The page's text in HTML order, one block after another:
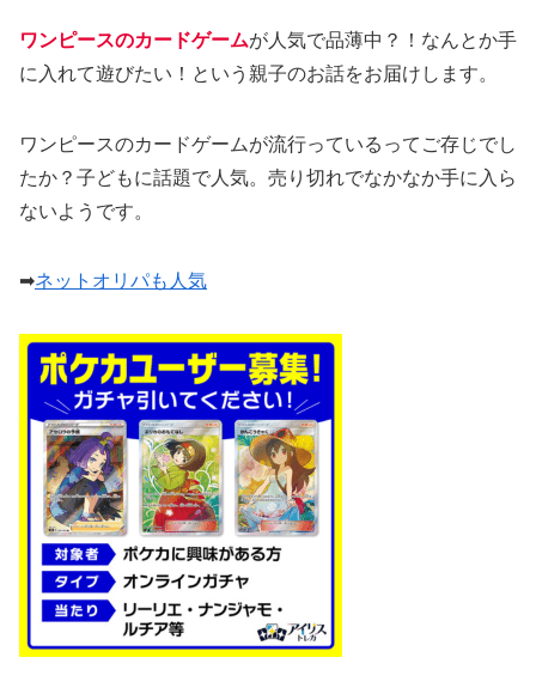
ワンピースのカードゲームが人気で品薄中？！なんとか手
に入れて遊びたい！という親子のお話をお届けします。
ワンピースのカードゲームが流行っているってご存じでし
たか？子どもに話題で人気。売り切れでなかなか手に入ら
ないようです。
➡ネットオリパも人気